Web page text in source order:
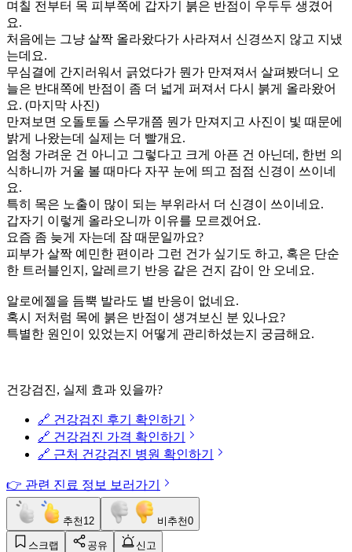
며칠 전부터 목 피부쪽에 갑자기 붉은 반점이 우두두 생겼어
요.
처음에는 그냥 살짝 올라왔다가 사라져서 신경쓰지 않고 지냈
는데요.
무심결에 간지러워서 긁었다가 뭔가 만져져서 살펴봤더니 오
늘은 반대쪽에 반점이 좀 더 넓게 퍼져서 다시 붉게 올라왔어
요. (마지막 사진)
만져보면 오돌토돌 스무개쯤 뭔가 만져지고 사진이 빛 때문에
밝게 나왔는데 실제는 더 빨개요.
엄청 가려운 건 아니고 그렇다고 크게 아픈 건 아닌데, 한번 의
식하니까 거울 볼 때마다 자꾸 눈에 띄고 점점 신경이 쓰이네
요.
특히 목은 노출이 많이 되는 부위라서 더 신경이 쓰이네요.
갑자기 이렇게 올라오니까 이유를 모르겠어요.
요즘 좀 늦게 자는데 잠 때문일까요?
피부가 살짝 예민한 편이라 그런 건가 싶기도 하고, 혹은 단순
한 트러블인지, 알레르기 반응 같은 건지 감이 안 오네요.
알로에젤을 듬뿍 발라도 별 반응이 없네요.
혹시 저처럼 목에 붉은 반점이 생겨보신 분 있나요?
특별한 원인이 있었는지 어떻게 관리하셨는지 궁금해요.
건강검진, 실제 효과 있을까?
🔗 건강검진 후기 확인하기
🔗 건강검진 가격 확인하기
🔗 근처 건강검진 병원 확인하기
👉 관련 진료 정보 보러가기
추천 12 비추천0
스크랩 공유
신고